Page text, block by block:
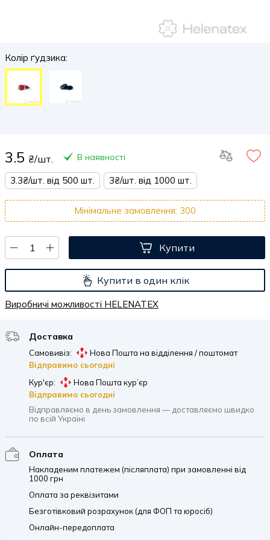
Колір ґудзика:
3.5 ₴/шт. В наявності
3.3₴/шт. від 500 шт. 3₴/шт. від 1000 шт.
Мінімальне замовлення: 300
Купити
Купити в один клік
Виробничі можливості HELENATEX
Доставка
Самовивіз:
Нова Пошта на відділення / поштомат
Відправимо сьогодні
Кур'єр:
Нова Пошта кур’єр
Відправимо сьогодні
Відправляємо в день замовлення — доставляємо швидко
по всій Україні
Оплата
Накладеним платежем (післяплата) при замовленні від
1000 грн
Оплата за реквізитами
Безготівковий розрахунок (для ФОП та юросіб)
Онлайн-передоплата